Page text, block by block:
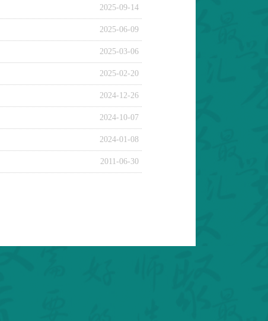
2025-09-14
2025-06-09
2025-03-06
2025-02-20
2024-12-26
2024-10-07
2024-01-08
2011-06-30